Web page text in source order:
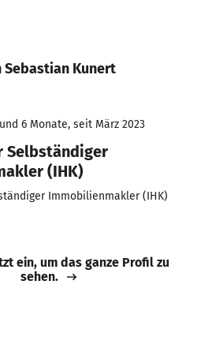
Kunert
6 Monate, seit März 2023
(IHK)
Immobilienmakler (IHK)
ein, um das ganze Profil zu
sehen.